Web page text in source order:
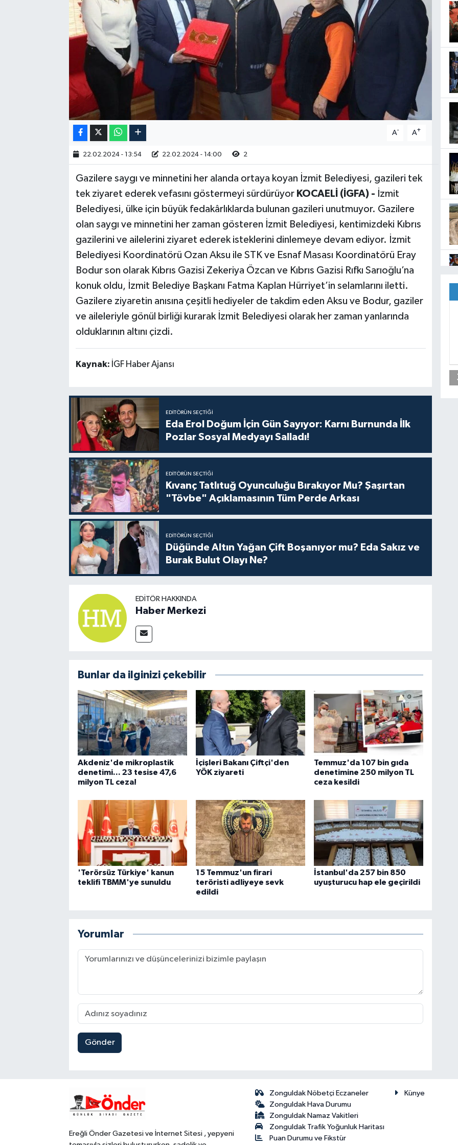
A- A+
22.02.2024 - 13:54 22.02.2024 - 14:00 2
Gazilere saygı ve minnetini her alanda ortaya koyan İzmit Belediyesi, gazileri tek
tek ziyaret ederek vefasını göstermeyi sürdürüyor KOCAELİ (İGFA) - İzmit
Belediyesi, ülke için büyük fedakârlıklarda bulunan gazileri unutmuyor. Gazilere
olan saygı ve minnetini her zaman gösteren İzmit Belediyesi, kentimizdeki Kıbrıs
gazilerini ve ailelerini ziyaret ederek isteklerini dinlemeye devam ediyor. İzmit
Belediyesi Koordinatörü Ozan Aksu ile STK ve Esnaf Masası Koordinatörü Eray
Bodur son olarak Kıbrıs Gazisi Zekeriya Özcan ve Kıbrıs Gazisi Rıfkı Sarıoğlu’na
konuk oldu, İzmit Belediye Başkanı Fatma Kaplan Hürriyet’in selamlarını iletti.
Gazilere ziyaretin anısına çeşitli hediyeler de takdim eden Aksu ve Bodur, gaziler
ve aileleriyle gönül birliği kurarak İzmit Belediyesi olarak her zaman yanlarında
olduklarının altını çizdi.
Kaynak: İGF Haber Ajansı
EDITÖRÜN SEÇTIĞI
Eda Erol Doğum İçin Gün Sayıyor: Karnı Burnunda İlk
Pozlar Sosyal Medyayı Salladı!
EDITÖRÜN SEÇTIĞI
Kıvanç Tatlıtuğ Oyunculuğu Bırakıyor Mu? Şaşırtan
"Tövbe" Açıklamasının Tüm Perde Arkası
EDITÖRÜN SEÇTIĞI
Düğünde Altın Yağan Çift Boşanıyor mu? Eda Sakız ve
Burak Bulut Olayı Ne?
EDITÖR HAKKINDA
Haber Merkezi
Bunlar da ilginizi çekebilir
Akdeniz'de mikroplastik
denetimi... 23 tesise 47,6
milyon TL ceza!
İçişleri Bakanı Çiftçi'den
YÖK ziyareti
Temmuz'da 107 bin gıda
denetimine 250 milyon TL
ceza kesildi
'Terörsüz Türkiye' kanun
teklifi TBMM'ye sunuldu
15 Temmuz'un firari
teröristi adliyeye sevk
edildi
İstanbul'da 257 bin 850
uyuşturucu hap ele geçirildi
Yorumlar
Gönder
Ereğli Önder Gazetesi ve İnternet Sitesi , yepyeni
Zonguldak Nöbetçi Eczaneler
Zonguldak Hava Durumu
Zonguldak Namaz Vakitleri
Zonguldak Trafik Yoğunluk Haritası
Puan Durumu ve Fikstür
Künye
RESMİ İLAN